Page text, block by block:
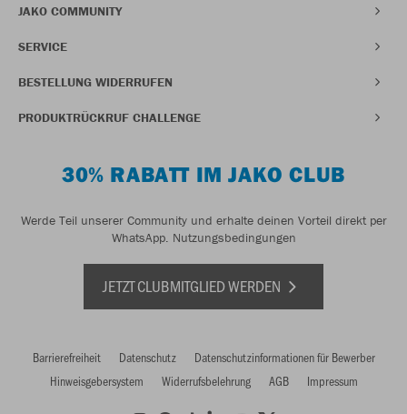
JAKO COMMUNITY
SERVICE
BESTELLUNG WIDERRUFEN
PRODUKTRÜCKRUF CHALLENGE
30% RABATT IM JAKO CLUB
Werde Teil unserer Community und erhalte deinen Vorteil direkt per
WhatsApp. Nutzungsbedingungen
JETZT CLUBMITGLIED WERDEN
Barrierefreiheit Datenschutz
Datenschutzinformationen für Bewerber
Hinweisgebersystem
Widerrufsbelehrung AGB Impressum